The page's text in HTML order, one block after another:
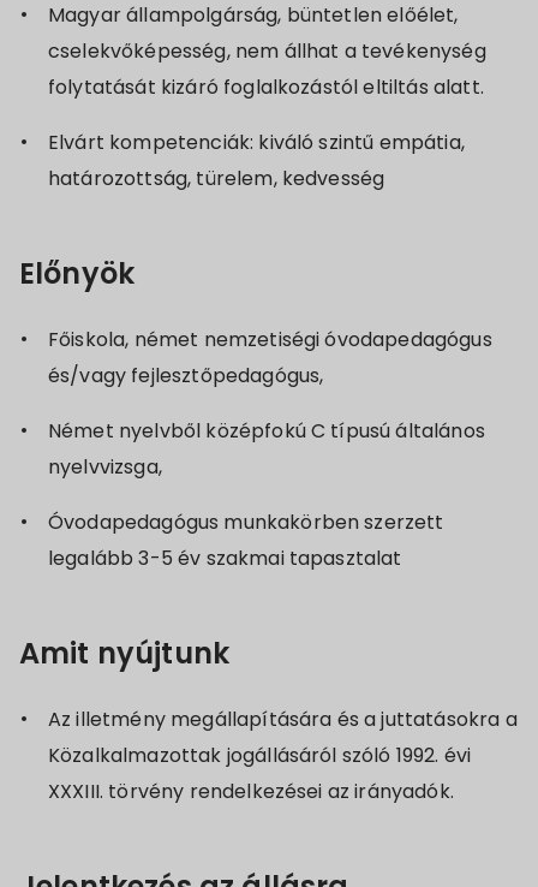
Magyar állampolgárság, büntetlen előélet,
cselekvőképesség, nem állhat a tevékenység
folytatását kizáró foglalkozástól eltiltás alatt.
Elvárt kompetenciák: kiváló szintű empátia,
határozottság, türelem, kedvesség
Előnyök
Főiskola, német nemzetiségi óvodapedagógus
és/vagy fejlesztőpedagógus,
Német nyelvből középfokú C típusú általános
nyelvvizsga,
Óvodapedagógus munkakörben szerzett
legalább 3-5 év szakmai tapasztalat
Amit nyújtunk
Az illetmény megállapítására és a juttatásokra a
Közalkalmazottak jogállásáról szóló 1992. évi
XXXIII. törvény rendelkezései az irányadók.